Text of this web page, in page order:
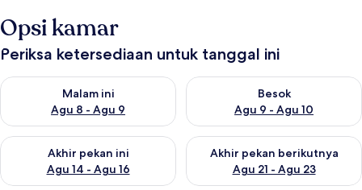
Opsi kamar
Periksa ketersediaan untuk tanggal ini
Malam ini
Agu 8 - Agu 9
Periksa ketersediaan untuk malam ini Agu 8 - Agu 9
Besok
Agu 9 - Agu 10
Periksa ketersediaan untuk
Akhir pekan ini
Agu 14 - Agu 16
Periksa ketersediaan untuk akhir pekan ini Agu 14 - Agu 16
Akhir pekan berikutnya
Agu 21 - Agu 23
Periksa ketersediaan untuk